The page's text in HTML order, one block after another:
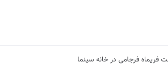
فریماه فرجامی در خانه سینما